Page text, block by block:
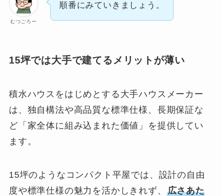
むつごろー
順番にみていきましょう。
15坪では大手で建てるメリットが薄い
積水ハウスをはじめとする大手ハウスメーカー
は、独自構法や高品質な標準仕様、長期保証な
ど「家全体に組み込まれた価値」を提供してい
ます。
15坪のようなコンパクト平屋では、設計の自由
度や標準仕様の魅力を活かしきれず、 広さあた